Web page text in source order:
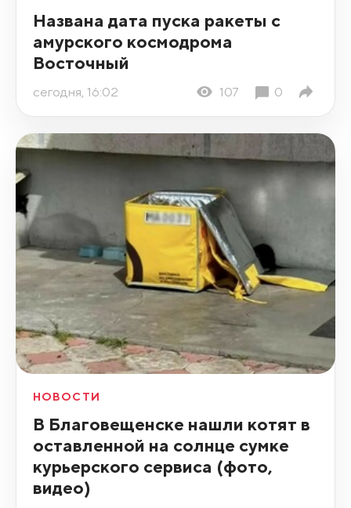
Названа дата пуска ракеты с
амурского космодрома
Восточный
сегодня, 16:02 107 0
НОВОСТИ
В Благовещенске нашли котят в
оставленной на солнце сумке
курьерского сервиса (фото,
видео)